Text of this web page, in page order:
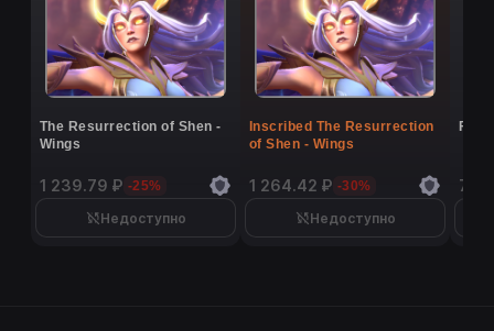
The Resurrection of Shen -
Wings
1 239.79 ₽ -25%
Недоступно
Inscribed The Resurrection
of Shen - Wings
1 264.42 ₽ -30%
Недоступно
7